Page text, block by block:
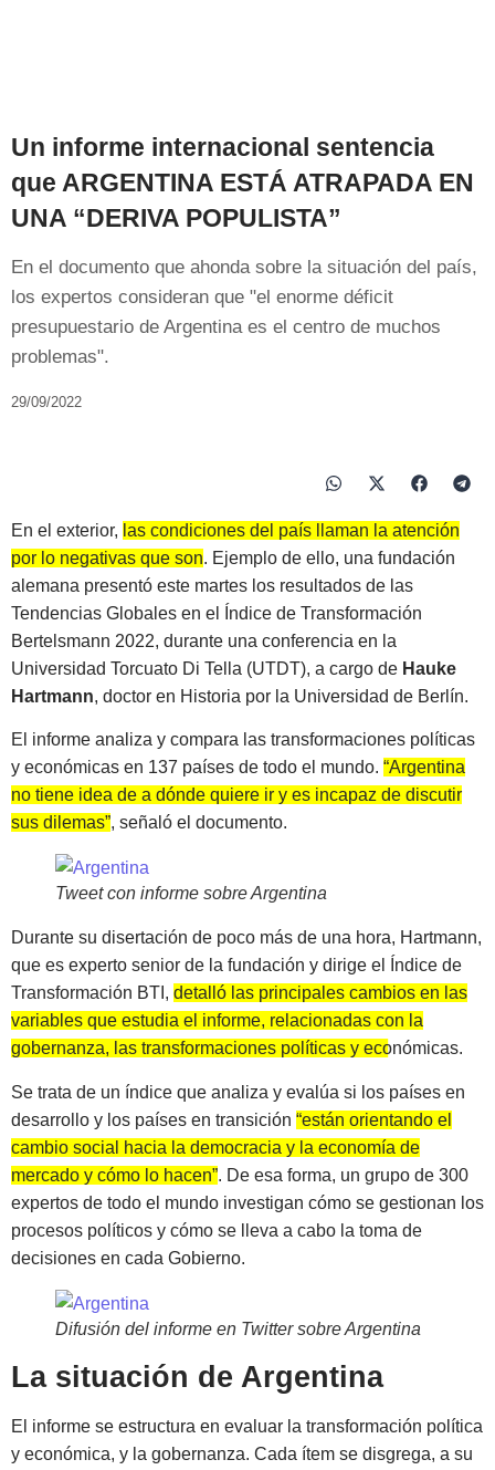
Un informe internacional sentencia
que ARGENTINA ESTÁ ATRAPADA EN
UNA “DERIVA POPULISTA”
En el documento que ahonda sobre la situación del país,
los expertos consideran que "el enorme déficit
presupuestario de Argentina es el centro de muchos
problemas".
29/09/2022
En el exterior, las condiciones del país llaman la atención
por lo negativas que son. Ejemplo de ello, una fundación
alemana presentó este martes los resultados de las
Tendencias Globales en el Índice de Transformación
Bertelsmann 2022, durante una conferencia en la
Universidad Torcuato Di Tella (UTDT), a cargo de Hauke
Hartmann, doctor en Historia por la Universidad de Berlín.
El informe analiza y compara las transformaciones políticas
y económicas en 137 países de todo el mundo. “Argentina
no tiene idea de a dónde quiere ir y es incapaz de discutir
sus dilemas”, señaló el documento.
Tweet con informe sobre Argentina
Durante su disertación de poco más de una hora, Hartmann,
que es experto senior de la fundación y dirige el Índice de
Transformación BTI, detalló las principales cambios en las
variables que estudia el informe, relacionadas con la
gobernanza, las transformaciones políticas y económicas.
Se trata de un índice que analiza y evalúa si los países en
desarrollo y los países en transición “están orientando el
cambio social hacia la democracia y la economía de
mercado y cómo lo hacen”. De esa forma, un grupo de 300
expertos de todo el mundo investigan cómo se gestionan los
procesos políticos y cómo se lleva a cabo la toma de
decisiones en cada Gobierno.
Difusión del informe en Twitter sobre Argentina
La situación de Argentina
El informe se estructura en evaluar la transformación política
y económica, y la gobernanza. Cada ítem se disgrega, a su